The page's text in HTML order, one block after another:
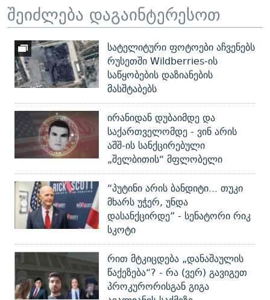
შეიძლება დაგაინტერესოთ
სატელიტური ფოტოები აჩვენებს
რუსეთში Wildberries-ის
საწყობების დაზიანების
მასშტაბებს
ირანიდან დუბაიმდე და
საქართველომდე - ვინ არის
აშშ-ის სანქცირებული
„შელბითის“ მფლობელი
“პუტინი არის ბანდიტი... თუკი
მხარს უჭერ, უნდა
დასანქცირდე” - სენატორი რიკ
სკოტი
რით მტკიცდება „დანაშაულის
წაქეზება“? - რა (ვერ) გავიგეთ
პროკურორისგან გიგა